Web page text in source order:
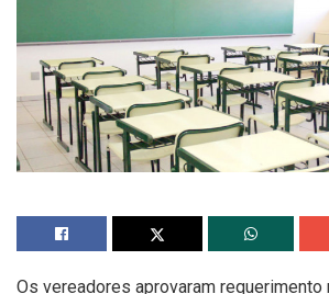
Os vereadores aprovaram requerimento